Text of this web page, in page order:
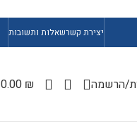
יצירת קשרשאלות ותשובות
הרשמה 0.00 ₪